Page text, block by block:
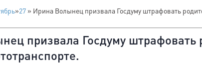
»27 » Ирина Волынец призвала Госдуму штрафовать
призвала Госдуму штрафовать